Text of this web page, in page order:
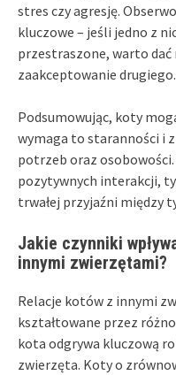
stres czy agresję.
kluczowe – jeśli jedno z
przestraszone, warto dać
zaakceptowanie drugiego.
Podsumowując, koty
wymaga to staranności i
potrzeb oraz
pozytywnych interakcji,
trwałej przyjaźni między
Jakie czynniki
innymi zwierzętami?
Relacje kotów z innymi
kształtowane przez
kota odgrywa kluczową
zwierzęta. Koty o